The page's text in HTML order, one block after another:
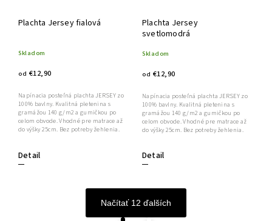
Plachta Jersey fialová
Skladom
od €12,90
Detail
Napínacia posteľná plachta JERSEY zo
100% bavlny. Kvalitná pletenina s
gramážou 140 g/m2 a gumičkou po
celom obvode. Vhodné pre matrace až
do výšky 25cm. Bez potreby žehlenia.
Plachta Jersey
svetlomodrá
Skladom
od €12,90
Detail
Napínacia posteľná plachta JERSEY zo
100% bavlny. Kvalitná pletenina s
gramážou 140 g/m2 a gumičkou po
celom obvode. Vhodné pre matrace až
do výšky 25cm. Bez potreby žehlenia.
Načítať 12 ďalších